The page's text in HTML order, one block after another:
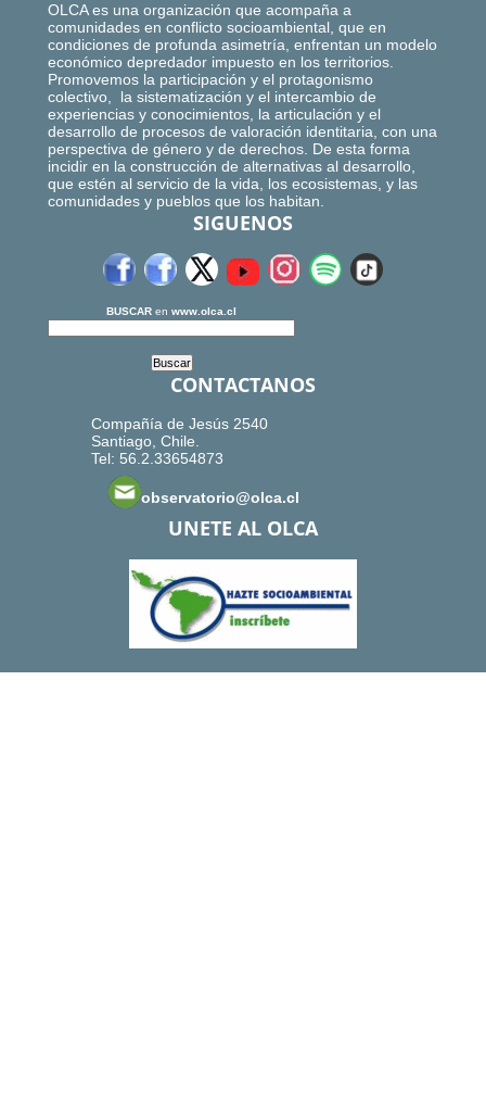
OLCA es una organización que acompaña a
comunidades en conflicto socioambiental, que en
condiciones de profunda asimetría, enfrentan un modelo
económico depredador impuesto en los territorios.
Promovemos la participación y el protagonismo
colectivo, la sistematización y el intercambio de
experiencias y conocimientos, la articulación y el
desarrollo de procesos de valoración identitaria, con una
perspectiva de género y de derechos. De esta forma
incidir en la construcción de alternativas al desarrollo,
que estén al servicio de la vida, los ecosistemas, y las
comunidades y pueblos que los habitan.
SIGUENOS
BUSCAR en www.olca.cl
CONTACTANOS
Compañía de Jesús 2540
Santiago, Chile.
Tel: 56.2.33654873
observatorio@olca.cl
UNETE AL OLCA